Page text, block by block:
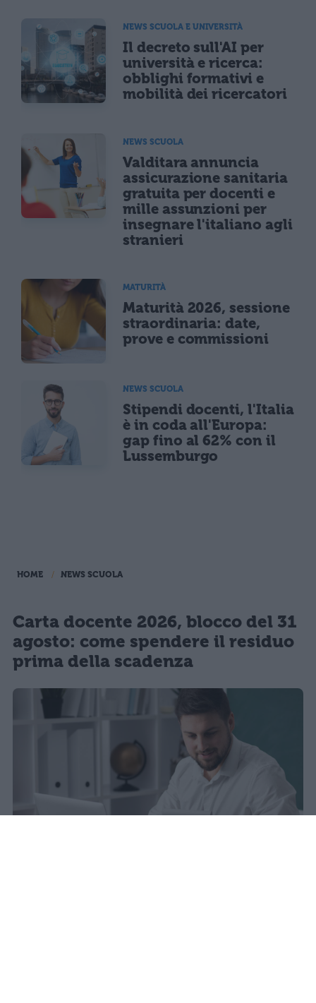
NEWS SCUOLA E UNIVERSITÀ
Il decreto sull'AI per
università e ricerca:
obblighi formativi e
mobilità dei ricercatori
NEWS SCUOLA
Valditara annuncia
assicurazione sanitaria
gratuita per docenti e
mille assunzioni per
insegnare l'italiano agli
stranieri
MATURITÀ
Maturità 2026, sessione
straordinaria: date,
prove e commissioni
NEWS SCUOLA
Stipendi docenti, l'Italia
è in coda all'Europa:
gap fino al 62% con il
Lussemburgo
HOME NEWS SCUOLA
Carta docente 2026, blocco del 31
agosto: come spendere il residuo
prima della scadenza